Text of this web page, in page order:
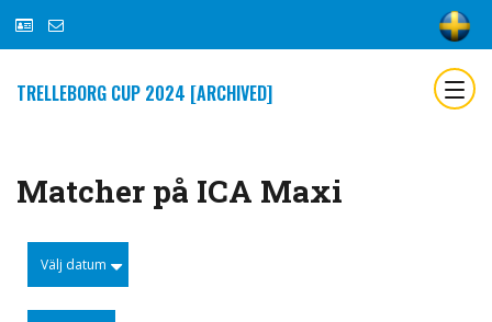
TRELLEBORG CUP 2024 [ARCHIVED]
Matcher på ICA Maxi
Välj datum